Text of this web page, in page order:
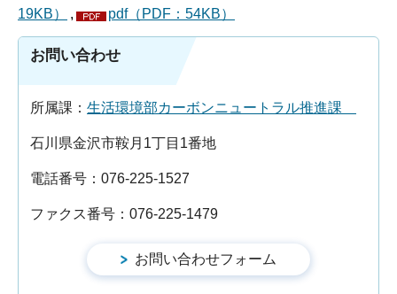
19KB）
, pdf（PDF：54KB）
お問い合わせ
所属課： 生活環境部カーボンニュートラル推進課
石川県金沢市鞍月1丁目1番地
電話番号：076-225-1527
ファクス番号：076-225-1479